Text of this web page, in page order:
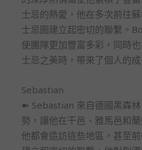
士忌的熱愛，他在多次前往
士忌圈建立起密切的聯繫。
使團隊更加豐富多彩，同時
士忌之美時，帶來了個人的成
Sebastian
➽ Sebastian 來自德國黑森
勢，讓他在干邑、雅馬邑和
他都會造訪這些地區，甚至